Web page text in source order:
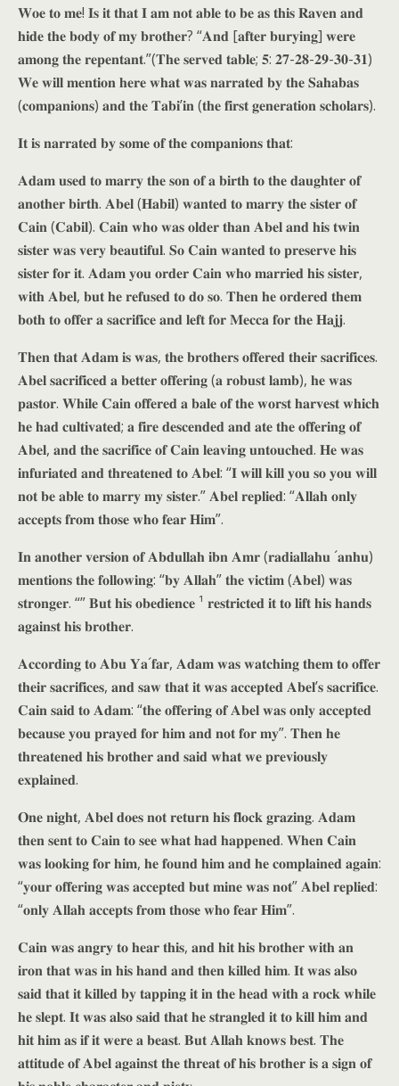
𝐖𝐨𝐞 𝐭𝐨 𝐦𝐞! 𝐈𝐬 𝐢𝐭 𝐭𝐡𝐚𝐭 𝐈 𝐚𝐦 𝐧𝐨𝐭 𝐚𝐛𝐥𝐞 𝐭𝐨 𝐛𝐞 𝐚𝐬 𝐭𝐡𝐢𝐬 𝐑𝐚𝐯𝐞𝐧 𝐚𝐧𝐝
𝐡𝐢𝐝𝐞 𝐭𝐡𝐞 𝐛𝐨𝐝𝐲 𝐨𝐟 𝐦𝐲 𝐛𝐫𝐨𝐭𝐡𝐞𝐫? “𝐀𝐧𝐝 [𝐚𝐟𝐭𝐞𝐫 𝐛𝐮𝐫𝐲𝐢𝐧𝐠] 𝐰𝐞𝐫𝐞
𝐚𝐦𝐨𝐧𝐠 𝐭𝐡𝐞 𝐫𝐞𝐩𝐞𝐧𝐭𝐚𝐧𝐭.”(𝐓𝐡𝐞 𝐬𝐞𝐫𝐯𝐞𝐝 𝐭𝐚𝐛𝐥𝐞; 𝟓: 𝟐𝟕-𝟐𝟖-𝟐𝟗-𝟑𝟎-𝟑𝟏)
𝐖𝐞 𝐰𝐢𝐥𝐥 𝐦𝐞𝐧𝐭𝐢𝐨𝐧 𝐡𝐞𝐫𝐞 𝐰𝐡𝐚𝐭 𝐰𝐚𝐬 𝐧𝐚𝐫𝐫𝐚𝐭𝐞𝐝 𝐛𝐲 𝐭𝐡𝐞 𝐒𝐚𝐡𝐚𝐛𝐚𝐬
(𝐜𝐨𝐦𝐩𝐚𝐧𝐢𝐨𝐧𝐬) 𝐚𝐧𝐝 𝐭𝐡𝐞 𝐓𝐚𝐛𝐢’𝐢𝐧 (𝐭𝐡𝐞 𝐟𝐢𝐫𝐬𝐭 𝐠𝐞𝐧𝐞𝐫𝐚𝐭𝐢𝐨𝐧 𝐬𝐜𝐡𝐨𝐥𝐚𝐫𝐬).
𝐈𝐭 𝐢𝐬 𝐧𝐚𝐫𝐫𝐚𝐭𝐞𝐝 𝐛𝐲 𝐬𝐨𝐦𝐞 𝐨𝐟 𝐭𝐡𝐞 𝐜𝐨𝐦𝐩𝐚𝐧𝐢𝐨𝐧𝐬 𝐭𝐡𝐚𝐭:
𝐀𝐝𝐚𝐦 𝐮𝐬𝐞𝐝 𝐭𝐨 𝐦𝐚𝐫𝐫𝐲 𝐭𝐡𝐞 𝐬𝐨𝐧 𝐨𝐟 𝐚 𝐛𝐢𝐫𝐭𝐡 𝐭𝐨 𝐭𝐡𝐞 𝐝𝐚𝐮𝐠𝐡𝐭𝐞𝐫 𝐨𝐟
𝐚𝐧𝐨𝐭𝐡𝐞𝐫 𝐛𝐢𝐫𝐭𝐡. 𝐀𝐛𝐞𝐥 (𝐇𝐚𝐛𝐢𝐥) 𝐰𝐚𝐧𝐭𝐞𝐝 𝐭𝐨 𝐦𝐚𝐫𝐫𝐲 𝐭𝐡𝐞 𝐬𝐢𝐬𝐭𝐞𝐫 𝐨𝐟
𝐂𝐚𝐢𝐧 (𝐂𝐚𝐛𝐢𝐥). 𝐂𝐚𝐢𝐧 𝐰𝐡𝐨 𝐰𝐚𝐬 𝐨𝐥𝐝𝐞𝐫 𝐭𝐡𝐚𝐧 𝐀𝐛𝐞𝐥 𝐚𝐧𝐝 𝐡𝐢𝐬 𝐭𝐰𝐢𝐧
𝐬𝐢𝐬𝐭𝐞𝐫 𝐰𝐚𝐬 𝐯𝐞𝐫𝐲 𝐛𝐞𝐚𝐮𝐭𝐢𝐟𝐮𝐥. 𝐒𝐨 𝐂𝐚𝐢𝐧 𝐰𝐚𝐧𝐭𝐞𝐝 𝐭𝐨 𝐩𝐫𝐞𝐬𝐞𝐫𝐯𝐞 𝐡𝐢𝐬
𝐬𝐢𝐬𝐭𝐞𝐫 𝐟𝐨𝐫 𝐢𝐭. 𝐀𝐝𝐚𝐦 𝐲𝐨𝐮 𝐨𝐫𝐝𝐞𝐫 𝐂𝐚𝐢𝐧 𝐰𝐡𝐨 𝐦𝐚𝐫𝐫𝐢𝐞𝐝 𝐡𝐢𝐬 𝐬𝐢𝐬𝐭𝐞𝐫,
𝐰𝐢𝐭𝐡 𝐀𝐛𝐞𝐥, 𝐛𝐮𝐭 𝐡𝐞 𝐫𝐞𝐟𝐮𝐬𝐞𝐝 𝐭𝐨 𝐝𝐨 𝐬𝐨. 𝐓𝐡𝐞𝐧 𝐡𝐞 𝐨𝐫𝐝𝐞𝐫𝐞𝐝 𝐭𝐡𝐞𝐦
𝐛𝐨𝐭𝐡 𝐭𝐨 𝐨𝐟𝐟𝐞𝐫 𝐚 𝐬𝐚𝐜𝐫𝐢𝐟𝐢𝐜𝐞 𝐚𝐧𝐝 𝐥𝐞𝐟𝐭 𝐟𝐨𝐫 𝐌𝐞𝐜𝐜𝐚 𝐟𝐨𝐫 𝐭𝐡𝐞 𝐇𝐚𝐣𝐣.
𝐓𝐡𝐞𝐧 𝐭𝐡𝐚𝐭 𝐀𝐝𝐚𝐦 𝐢𝐬 𝐰𝐚𝐬, 𝐭𝐡𝐞 𝐛𝐫𝐨𝐭𝐡𝐞𝐫𝐬 𝐨𝐟𝐟𝐞𝐫𝐞𝐝 𝐭𝐡𝐞𝐢𝐫 𝐬𝐚𝐜𝐫𝐢𝐟𝐢𝐜𝐞𝐬.
𝐀𝐛𝐞𝐥 𝐬𝐚𝐜𝐫𝐢𝐟𝐢𝐜𝐞𝐝 𝐚 𝐛𝐞𝐭𝐭𝐞𝐫 𝐨𝐟𝐟𝐞𝐫𝐢𝐧𝐠 (𝐚 𝐫𝐨𝐛𝐮𝐬𝐭 𝐥𝐚𝐦𝐛), 𝐡𝐞 𝐰𝐚𝐬
𝐩𝐚𝐬𝐭𝐨𝐫. 𝐖𝐡𝐢𝐥𝐞 𝐂𝐚𝐢𝐧 𝐨𝐟𝐟𝐞𝐫𝐞𝐝 𝐚 𝐛𝐚𝐥𝐞 𝐨𝐟 𝐭𝐡𝐞 𝐰𝐨𝐫𝐬𝐭 𝐡𝐚𝐫𝐯𝐞𝐬𝐭 𝐰𝐡𝐢𝐜𝐡
𝐡𝐞 𝐡𝐚𝐝 𝐜𝐮𝐥𝐭𝐢𝐯𝐚𝐭𝐞𝐝; 𝐚 𝐟𝐢𝐫𝐞 𝐝𝐞𝐬𝐜𝐞𝐧𝐝𝐞𝐝 𝐚𝐧𝐝 𝐚𝐭𝐞 𝐭𝐡𝐞 𝐨𝐟𝐟𝐞𝐫𝐢𝐧𝐠 𝐨𝐟
𝐀𝐛𝐞𝐥, 𝐚𝐧𝐝 𝐭𝐡𝐞 𝐬𝐚𝐜𝐫𝐢𝐟𝐢𝐜𝐞 𝐨𝐟 𝐂𝐚𝐢𝐧 𝐥𝐞𝐚𝐯𝐢𝐧𝐠 𝐮𝐧𝐭𝐨𝐮𝐜𝐡𝐞𝐝. 𝐇𝐞 𝐰𝐚𝐬
𝐢𝐧𝐟𝐮𝐫𝐢𝐚𝐭𝐞𝐝 𝐚𝐧𝐝 𝐭𝐡𝐫𝐞𝐚𝐭𝐞𝐧𝐞𝐝 𝐭𝐨 𝐀𝐛𝐞𝐥: “𝐈 𝐰𝐢𝐥𝐥 𝐤𝐢𝐥𝐥 𝐲𝐨𝐮 𝐬𝐨 𝐲𝐨𝐮 𝐰𝐢𝐥𝐥
𝐧𝐨𝐭 𝐛𝐞 𝐚𝐛𝐥𝐞 𝐭𝐨 𝐦𝐚𝐫𝐫𝐲 𝐦𝐲 𝐬𝐢𝐬𝐭𝐞𝐫.” 𝐀𝐛𝐞𝐥 𝐫𝐞𝐩𝐥𝐢𝐞𝐝: “𝐀𝐥𝐥𝐚𝐡 𝐨𝐧𝐥𝐲
𝐚𝐜𝐜𝐞𝐩𝐭𝐬 𝐟𝐫𝐨𝐦 𝐭𝐡𝐨𝐬𝐞 𝐰𝐡𝐨 𝐟𝐞𝐚𝐫 𝐇𝐢𝐦”.
𝐈𝐧 𝐚𝐧𝐨𝐭𝐡𝐞𝐫 𝐯𝐞𝐫𝐬𝐢𝐨𝐧 𝐨𝐟 𝐀𝐛𝐝𝐮𝐥𝐥𝐚𝐡 𝐢𝐛𝐧 𝐀𝐦𝐫 (𝐫𝐚𝐝𝐢𝐚𝐥𝐥𝐚𝐡𝐮 ´𝐚𝐧𝐡𝐮)
𝐦𝐞𝐧𝐭𝐢𝐨𝐧𝐬 𝐭𝐡𝐞 𝐟𝐨𝐥𝐥𝐨𝐰𝐢𝐧𝐠: “𝐛𝐲 𝐀𝐥𝐥𝐚𝐡” 𝐭𝐡𝐞 𝐯𝐢𝐜𝐭𝐢𝐦 (𝐀𝐛𝐞𝐥) 𝐰𝐚𝐬
𝐬𝐭𝐫𝐨𝐧𝐠𝐞𝐫. “” 𝐁𝐮𝐭 𝐡𝐢𝐬 𝐨𝐛𝐞𝐝𝐢𝐞𝐧𝐜𝐞 ¹ 𝐫𝐞𝐬𝐭𝐫𝐢𝐜𝐭𝐞𝐝 𝐢𝐭 𝐭𝐨 𝐥𝐢𝐟𝐭 𝐡𝐢𝐬 𝐡𝐚𝐧𝐝𝐬
𝐚𝐠𝐚𝐢𝐧𝐬𝐭 𝐡𝐢𝐬 𝐛𝐫𝐨𝐭𝐡𝐞𝐫.
𝐀𝐜𝐜𝐨𝐫𝐝𝐢𝐧𝐠 𝐭𝐨 𝐀𝐛𝐮 𝐘𝐚´𝐟𝐚𝐫, 𝐀𝐝𝐚𝐦 𝐰𝐚𝐬 𝐰𝐚𝐭𝐜𝐡𝐢𝐧𝐠 𝐭𝐡𝐞𝐦 𝐭𝐨 𝐨𝐟𝐟𝐞𝐫
𝐭𝐡𝐞𝐢𝐫 𝐬𝐚𝐜𝐫𝐢𝐟𝐢𝐜𝐞𝐬, 𝐚𝐧𝐝 𝐬𝐚𝐰 𝐭𝐡𝐚𝐭 𝐢𝐭 𝐰𝐚𝐬 𝐚𝐜𝐜𝐞𝐩𝐭𝐞𝐝 𝐀𝐛𝐞𝐥’𝐬 𝐬𝐚𝐜𝐫𝐢𝐟𝐢𝐜𝐞.
𝐂𝐚𝐢𝐧 𝐬𝐚𝐢𝐝 𝐭𝐨 𝐀𝐝𝐚𝐦: “𝐭𝐡𝐞 𝐨𝐟𝐟𝐞𝐫𝐢𝐧𝐠 𝐨𝐟 𝐀𝐛𝐞𝐥 𝐰𝐚𝐬 𝐨𝐧𝐥𝐲 𝐚𝐜𝐜𝐞𝐩𝐭𝐞𝐝
𝐛𝐞𝐜𝐚𝐮𝐬𝐞 𝐲𝐨𝐮 𝐩𝐫𝐚𝐲𝐞𝐝 𝐟𝐨𝐫 𝐡𝐢𝐦 𝐚𝐧𝐝 𝐧𝐨𝐭 𝐟𝐨𝐫 𝐦𝐲”. 𝐓𝐡𝐞𝐧 𝐡𝐞
𝐭𝐡𝐫𝐞𝐚𝐭𝐞𝐧𝐞𝐝 𝐡𝐢𝐬 𝐛𝐫𝐨𝐭𝐡𝐞𝐫 𝐚𝐧𝐝 𝐬𝐚𝐢𝐝 𝐰𝐡𝐚𝐭 𝐰𝐞 𝐩𝐫𝐞𝐯𝐢𝐨𝐮𝐬𝐥𝐲
𝐞𝐱𝐩𝐥𝐚𝐢𝐧𝐞𝐝.
𝐎𝐧𝐞 𝐧𝐢𝐠𝐡𝐭, 𝐀𝐛𝐞𝐥 𝐝𝐨𝐞𝐬 𝐧𝐨𝐭 𝐫𝐞𝐭𝐮𝐫𝐧 𝐡𝐢𝐬 𝐟𝐥𝐨𝐜𝐤 𝐠𝐫𝐚𝐳𝐢𝐧𝐠. 𝐀𝐝𝐚𝐦
𝐭𝐡𝐞𝐧 𝐬𝐞𝐧𝐭 𝐭𝐨 𝐂𝐚𝐢𝐧 𝐭𝐨 𝐬𝐞𝐞 𝐰𝐡𝐚𝐭 𝐡𝐚𝐝 𝐡𝐚𝐩𝐩𝐞𝐧𝐞𝐝. 𝐖𝐡𝐞𝐧 𝐂𝐚𝐢𝐧
𝐰𝐚𝐬 𝐥𝐨𝐨𝐤𝐢𝐧𝐠 𝐟𝐨𝐫 𝐡𝐢𝐦, 𝐡𝐞 𝐟𝐨𝐮𝐧𝐝 𝐡𝐢𝐦 𝐚𝐧𝐝 𝐡𝐞 𝐜𝐨𝐦𝐩𝐥𝐚𝐢𝐧𝐞𝐝 𝐚𝐠𝐚𝐢𝐧:
“𝐲𝐨𝐮𝐫 𝐨𝐟𝐟𝐞𝐫𝐢𝐧𝐠 𝐰𝐚𝐬 𝐚𝐜𝐜𝐞𝐩𝐭𝐞𝐝 𝐛𝐮𝐭 𝐦𝐢𝐧𝐞 𝐰𝐚𝐬 𝐧𝐨𝐭” 𝐀𝐛𝐞𝐥 𝐫𝐞𝐩𝐥𝐢𝐞𝐝:
“𝐨𝐧𝐥𝐲 𝐀𝐥𝐥𝐚𝐡 𝐚𝐜𝐜𝐞𝐩𝐭𝐬 𝐟𝐫𝐨𝐦 𝐭𝐡𝐨𝐬𝐞 𝐰𝐡𝐨 𝐟𝐞𝐚𝐫 𝐇𝐢𝐦”.
𝐂𝐚𝐢𝐧 𝐰𝐚𝐬 𝐚𝐧𝐠𝐫𝐲 𝐭𝐨 𝐡𝐞𝐚𝐫 𝐭𝐡𝐢𝐬, 𝐚𝐧𝐝 𝐡𝐢𝐭 𝐡𝐢𝐬 𝐛𝐫𝐨𝐭𝐡𝐞𝐫 𝐰𝐢𝐭𝐡 𝐚𝐧
𝐢𝐫𝐨𝐧 𝐭𝐡𝐚𝐭 𝐰𝐚𝐬 𝐢𝐧 𝐡𝐢𝐬 𝐡𝐚𝐧𝐝 𝐚𝐧𝐝 𝐭𝐡𝐞𝐧 𝐤𝐢𝐥𝐥𝐞𝐝 𝐡𝐢𝐦. 𝐈𝐭 𝐰𝐚𝐬 𝐚𝐥𝐬𝐨
𝐬𝐚𝐢𝐝 𝐭𝐡𝐚𝐭 𝐢𝐭 𝐤𝐢𝐥𝐥𝐞𝐝 𝐛𝐲 𝐭𝐚𝐩𝐩𝐢𝐧𝐠 𝐢𝐭 𝐢𝐧 𝐭𝐡𝐞 𝐡𝐞𝐚𝐝 𝐰𝐢𝐭𝐡 𝐚 𝐫𝐨𝐜𝐤 𝐰𝐡𝐢𝐥𝐞
𝐡𝐞 𝐬𝐥𝐞𝐩𝐭. 𝐈𝐭 𝐰𝐚𝐬 𝐚𝐥𝐬𝐨 𝐬𝐚𝐢𝐝 𝐭𝐡𝐚𝐭 𝐡𝐞 𝐬𝐭𝐫𝐚𝐧𝐠𝐥𝐞𝐝 𝐢𝐭 𝐭𝐨 𝐤𝐢𝐥𝐥 𝐡𝐢𝐦 𝐚𝐧𝐝
𝐡𝐢𝐭 𝐡𝐢𝐦 𝐚𝐬 𝐢𝐟 𝐢𝐭 𝐰𝐞𝐫𝐞 𝐚 𝐛𝐞𝐚𝐬𝐭. 𝐁𝐮𝐭 𝐀𝐥𝐥𝐚𝐡 𝐤𝐧𝐨𝐰𝐬 𝐛𝐞𝐬𝐭. 𝐓𝐡𝐞
𝐚𝐭𝐭𝐢𝐭𝐮𝐝𝐞 𝐨𝐟 𝐀𝐛𝐞𝐥 𝐚𝐠𝐚𝐢𝐧𝐬𝐭 𝐭𝐡𝐞 𝐭𝐡𝐫𝐞𝐚𝐭 𝐨𝐟 𝐡𝐢𝐬 𝐛𝐫𝐨𝐭𝐡𝐞𝐫 𝐢𝐬 𝐚 𝐬𝐢𝐠𝐧 𝐨𝐟